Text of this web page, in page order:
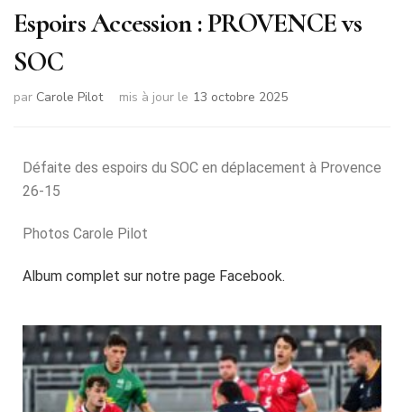
Espoirs Accession : PROVENCE vs
SOC
par Carole Pilot mis à jour le 13 octobre 2025
Défaite des espoirs du SOC en déplacement à Provence
26-15
Photos Carole Pilot
Album complet sur notre page Facebook.